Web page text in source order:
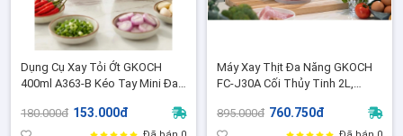
Dụng Cụ Xay Tỏi Ớt GKOCH
400ml A363-B Kéo Tay Mini Đa
180.000đ 153.000đ
Máy Xay Thịt Đa Năng GKOCH
FC-J30A Cối Thủy Tinh 2L,
Siêu Nhanh ( Màu Đồng)
895.000đ 760.750đ